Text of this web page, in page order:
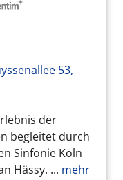
53,
der
begleitet durch
Sinfonie Köln
Hässy. ... mehr